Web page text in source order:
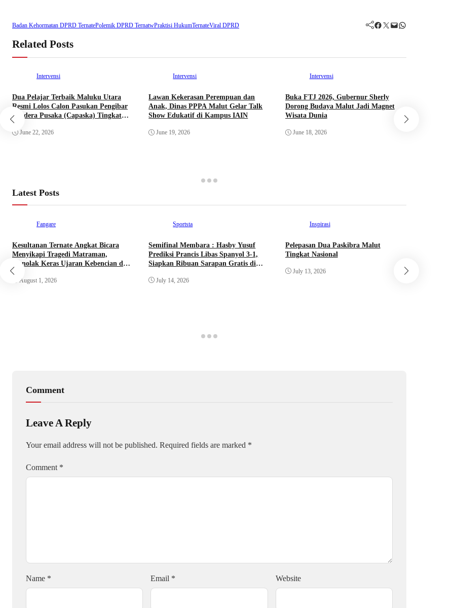
Badan Kehormatan DPRD TernatePolemik DPRD TernatwPraktisi HukumTernateViral DPRD Facebook Twitter Mail WhatsApp
Related Posts
Intervensi
Dua Pelajar Terbaik Maluku Utara
Resmi Lolos Calon Pasukan Pengibar
Bendera Pusaka (Capaska) Tingkat
Pusat Tahun 2026.
June 22, 2026
Intervensi
Lawan Kekerasan Perempuan dan
Anak, Dinas PPPA Malut Gelar Talk
Show Edukatif di Kampus IAIN
June 19, 2026
Intervensi
Buka FTJ 2026, Gubernur Sherly
Dorong Budaya Malut Jadi Magnet
Wisata Dunia
June 18, 2026
Latest Posts
Fangare
Kesultanan Ternate Angkat Bicara
Menyikapi Tragedi Matraman,
Menolak Keras Ujaran Kebencian dan
Rasisme
August 1, 2026
Sportsta
Semifinal Membara : Hasby Yusuf
Prediksi Prancis Libas Spanyol 3-1,
Siapkan Ribuan Sarapan Gratis di
July 14, 2026
Inspirasi
Pelepasan Dua Paskibra Malut
Tingkat Nasional
July 13, 2026
Comment
Leave A Reply
Your email address will not be published. Required fields are marked *
Comment *
Name * Email * Website